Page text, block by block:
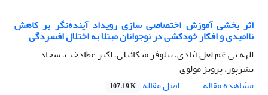
اثر بخشی آموزش اختصاصی سازی رویداد آینده‌نگر بر کاهش
ناامیدی و افکار خودکشی در نوجوانان مبتلا به اختلال افسردگی
الهه بی غم لعل آبادی، نیلوفر میکائیلی، اکبر عطادخت، سجاد
بشرپور، پرویز مولوی
مشاهده مقاله
اصل مقاله 107.19 K